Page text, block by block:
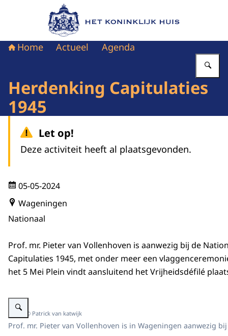
Naar de homepage van Het Koninklijk Huis
Home Actueel Agenda
Herdenking Capitulaties
1945
Let op!
Deze activiteit heeft al plaatsgevonden.
05-05-2024
Wageningen
Nationaal
Prof. mr. Pieter van Vollenhoven is aanwezig bij de
Capitulaties 1945, met onder meer een
het 5 Mei Plein vindt aansluitend het Vrijheidsdéfilé
Vergroot afbeelding Prof. mr. Pieter van Vollenhoven is aanwezig bij de
Beeld: © Patrick van katwijk
Prof. mr. Pieter van Vollenhoven is in Wageningen aanwezig